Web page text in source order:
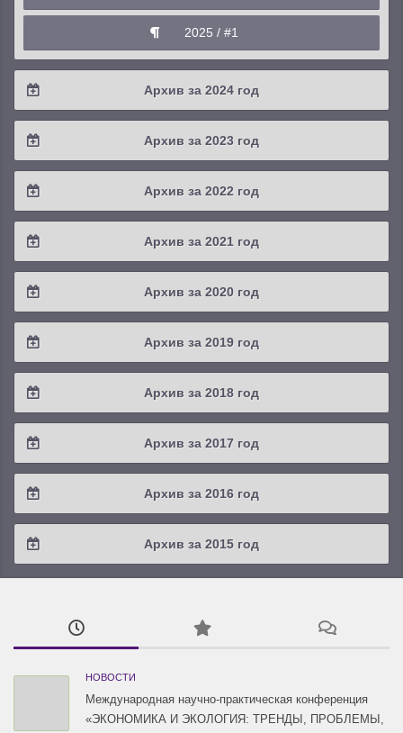
2025 / #1
Архив за 2024 год
2024 / #4
2024 / #3
2024 / #1
Архив за 2023 год
2023 / #4
2023 / #3
2023 / #1
Архив за 2022 год
2022 / #4
2022 / #3
2022 / #1
Архив за 2021 год
2021 / #4
2021 / #3
2021 / #1
Архив за 2020 год
2020 / #4
2020 / #3
2020 / #1
Архив за 2019 год
2019 / #4
2019 / #3
2019 / #1
Архив за 2018 год
2018 / #4
2018 / #3
2018 / #1
Архив за 2017 год
2017 / #4
2017 / #3
Архив за 2016 год
2016 / #4
2016 / #3
Архив за 2015 год
2015 / #3
2015 / #2
НОВОСТИ
Международная научно-практическая конференция
«ЭКОНОМИКА И ЭКОЛОГИЯ: ТРЕНДЫ, ПРОБЛЕМЫ,